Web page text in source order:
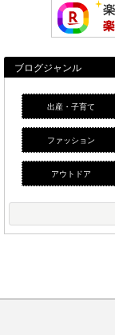
ブログジャンル
出産・子育て
ファッション
アウトドア